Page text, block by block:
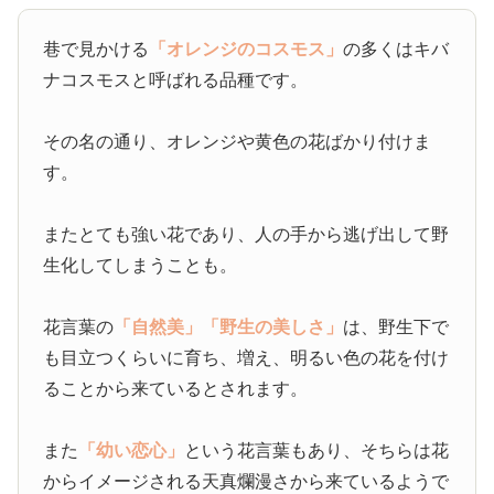
巷で見かける 「オレンジのコスモス」の多くはキバ
ナコスモスと呼ばれる品種です。
その名の通り、オレンジや黄色の花ばかり付けま
す。
またとても強い花であり、人の手から逃げ出して野
生化してしまうことも。
花言葉の 「自然美」 「野生の美しさ」 は、野生下で
も目立つくらいに育ち、増え、明るい色の花を付け
ることから来ているとされます。
また 「幼い恋心」 という花言葉もあり、そちらは花
からイメージされる天真爛漫さから来ているようで